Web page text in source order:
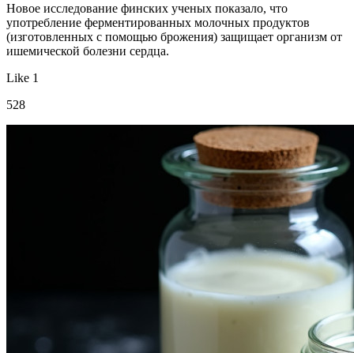
Новое исследование финских ученых показало, что
употребление ферментированных молочных продуктов
(изготовленных с помощью брожения) защищает организм от
ишемической болезни сердца.
Like 1
528